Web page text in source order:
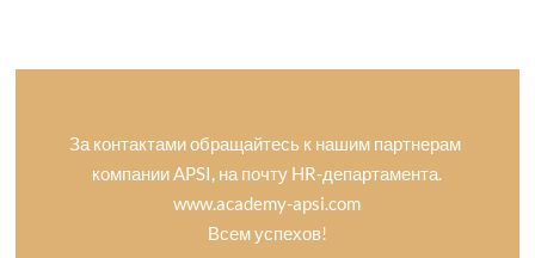
За контактами обращайтесь к нашим партнерам
компании APSI, на почту HR-департамента.
www.academy-apsi.com
Всем успехов!